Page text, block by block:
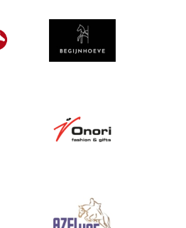
Afbeelding
Afbeelding
Afbeelding